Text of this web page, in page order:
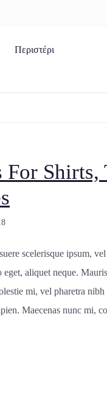
Περιστέρι
For
scelerisque ipsum,
aliquet neque.
mi, vel pharetra
Maecenas nunc mi,